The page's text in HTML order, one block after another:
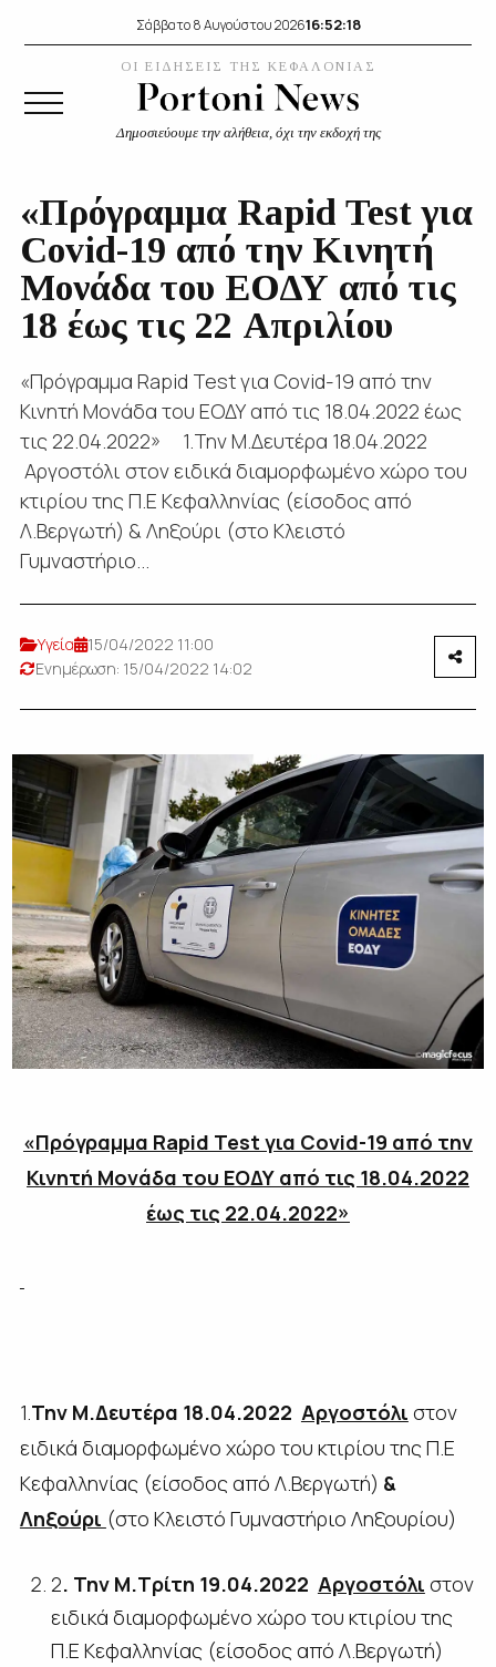
Σάββατο 8 Αυγούστου 202616:52:18
ΟΙ ΕΙΔΗΣΕΙΣ ΤΗΣ ΚΕΦΑΛΟΝΙΑΣ
Δημοσιεύουμε την αλήθεια, όχι την εκδοχή της
«Πρόγραμμα Rapid Test για
Covid-19 από την Κινητή
Μονάδα του ΕΟΔΥ από τις
18 έως τις 22 Απριλίου
«Πρόγραμμα Rapid Test για Covid-19 από την
Κινητή Μονάδα του ΕΟΔΥ από τις 18.04.2022 έως
τις 22.04.2022» 1.Την Μ.Δευτέρα 18.04.2022
Αργοστόλι στον ειδικά διαμορφωμένο χώρο του
κτιρίου της Π.Ε Κεφαλληνίας (είσοδος από
Λ.Βεργωτή) & Ληξούρι (στο Κλειστό
Γυμναστήριο...
Υγεία
15/04/2022 11:00
Ενημέρωση: 15/04/2022 14:02
«Πρόγραμμα Rapid Test για Covid-19 από την
Κινητή Μονάδα του ΕΟΔΥ από τις 18.04.2022
έως τις 22.04.2022»
1.Την Μ.Δευτέρα 18.04.2022 Αργοστόλι στον
ειδικά διαμορφωμένο χώρο του κτιρίου της Π.Ε
Κεφαλληνίας (είσοδος από Λ.Βεργωτή) &
Ληξούρι (στο Κλειστό Γυμναστήριο Ληξουρίου)
2. Την Μ.Τρίτη 19.04.2022 Αργοστόλι στον
ειδικά διαμορφωμένο χώρο του κτιρίου της
Π.Ε Κεφαλληνίας (είσοδος από Λ.Βεργωτή)